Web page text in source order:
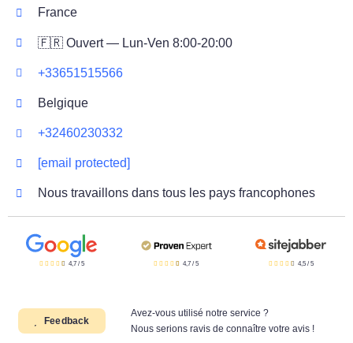
France
🇫🇷 Ouvert — Lun-Ven 8:00-20:00
+33651515566
Belgique
+32460230332
[email protected]
Nous travaillons dans tous les pays francophones
4,7/ 5 4,7 /5 4,5/ 5
Feedback
Avez-vous utilisé notre service ?
Nous serions ravis de connaître votre avis !